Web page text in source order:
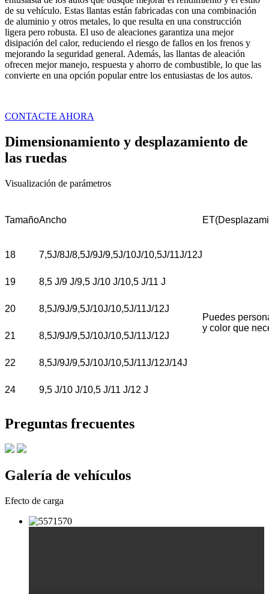
de su vehículo. Estas llantas están fabricadas con una combinación
de aluminio y otros metales, lo que resulta en una construcción
ligera pero robusta. El uso de aleaciones garantiza una mejor
disipación del calor, reduciendo el riesgo de fallos en los frenos y
mejorando la seguridad general. Además, las llantas de aleación
ofrecen mejor manejo, respuesta y ahorro de combustible, lo que las
convierte en una opción popular entre los entusiastas de los autos.
CONTACTE AHORA
Dimensionamiento y desplazamiento de
las ruedas
Visualización de parámetros
TamañoAncho
18 7,5J/8J/8,5J/9J/9,5J/10J/10,5J/11J/12J
Puedes
y color que
19 8,5 J/9 J/9,5 J/10 J/10,5 J/11 J
20 8,5J/9J/9,5J/10J/10,5J/11J/12J
21 8,5J/9J/9,5J/10J/10,5J/11J/12J
22 8,5J/9J/9,5J/10J/10,5J/11J/12J/14J
24 9,5 J/10 J/10,5 J/11 J/12 J
Preguntas frecuentes
Galería de vehículos
Efecto de carga